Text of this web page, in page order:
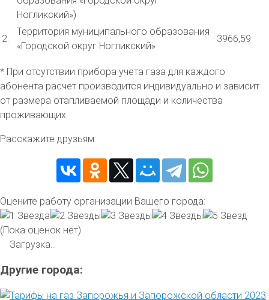
Ногликский»)
2.
Территория муниципального образования
«Городской округ Ногликский»
3966,59
* При отсутствии прибора учета газа для каждого
абонента расчет производится индивидуально и зависит
от размера отапливаемой площади и количества
проживающих.
Расскажите друзьям:
Оцените работу организации Вашего города:
(Пока оценок нет)
Загрузка...
Другие города: